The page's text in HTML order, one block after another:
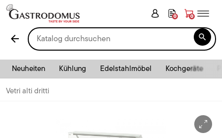
0 0
arrow_back 
Neuheiten Kühlung Edelstahlmöbel Kochgeräte
Vetri alti dritti